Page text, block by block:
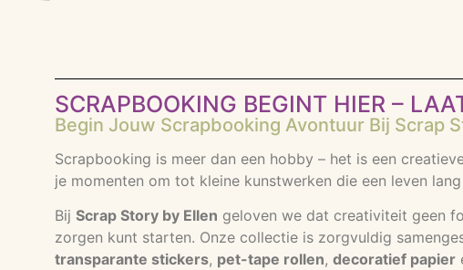
SCRAPBOOKING BEGINT HIER –
Begin Jouw Scrapbooking Avontuur Bij Scrap
Scrapbooking is meer dan een hobby – het is een
je momenten om tot kleine kunstwerken die een leven
Bij Scrap Story by Ellen geloven we dat creativiteit geen
zorgen kunt starten. Onze collectie is zorgvuldig
transparante stickers, pet-tape rollen, decoratief papier